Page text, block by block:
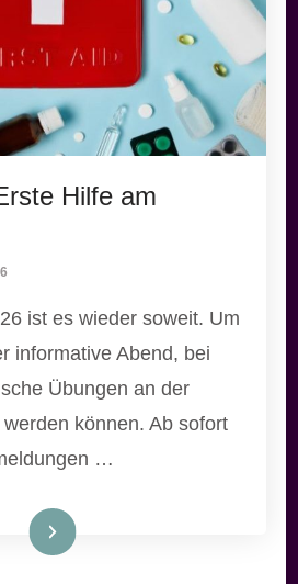
Hilfe am
ist es wieder soweit. Um
informative Abend, bei
Übungen an der
können. Ab sofort
…